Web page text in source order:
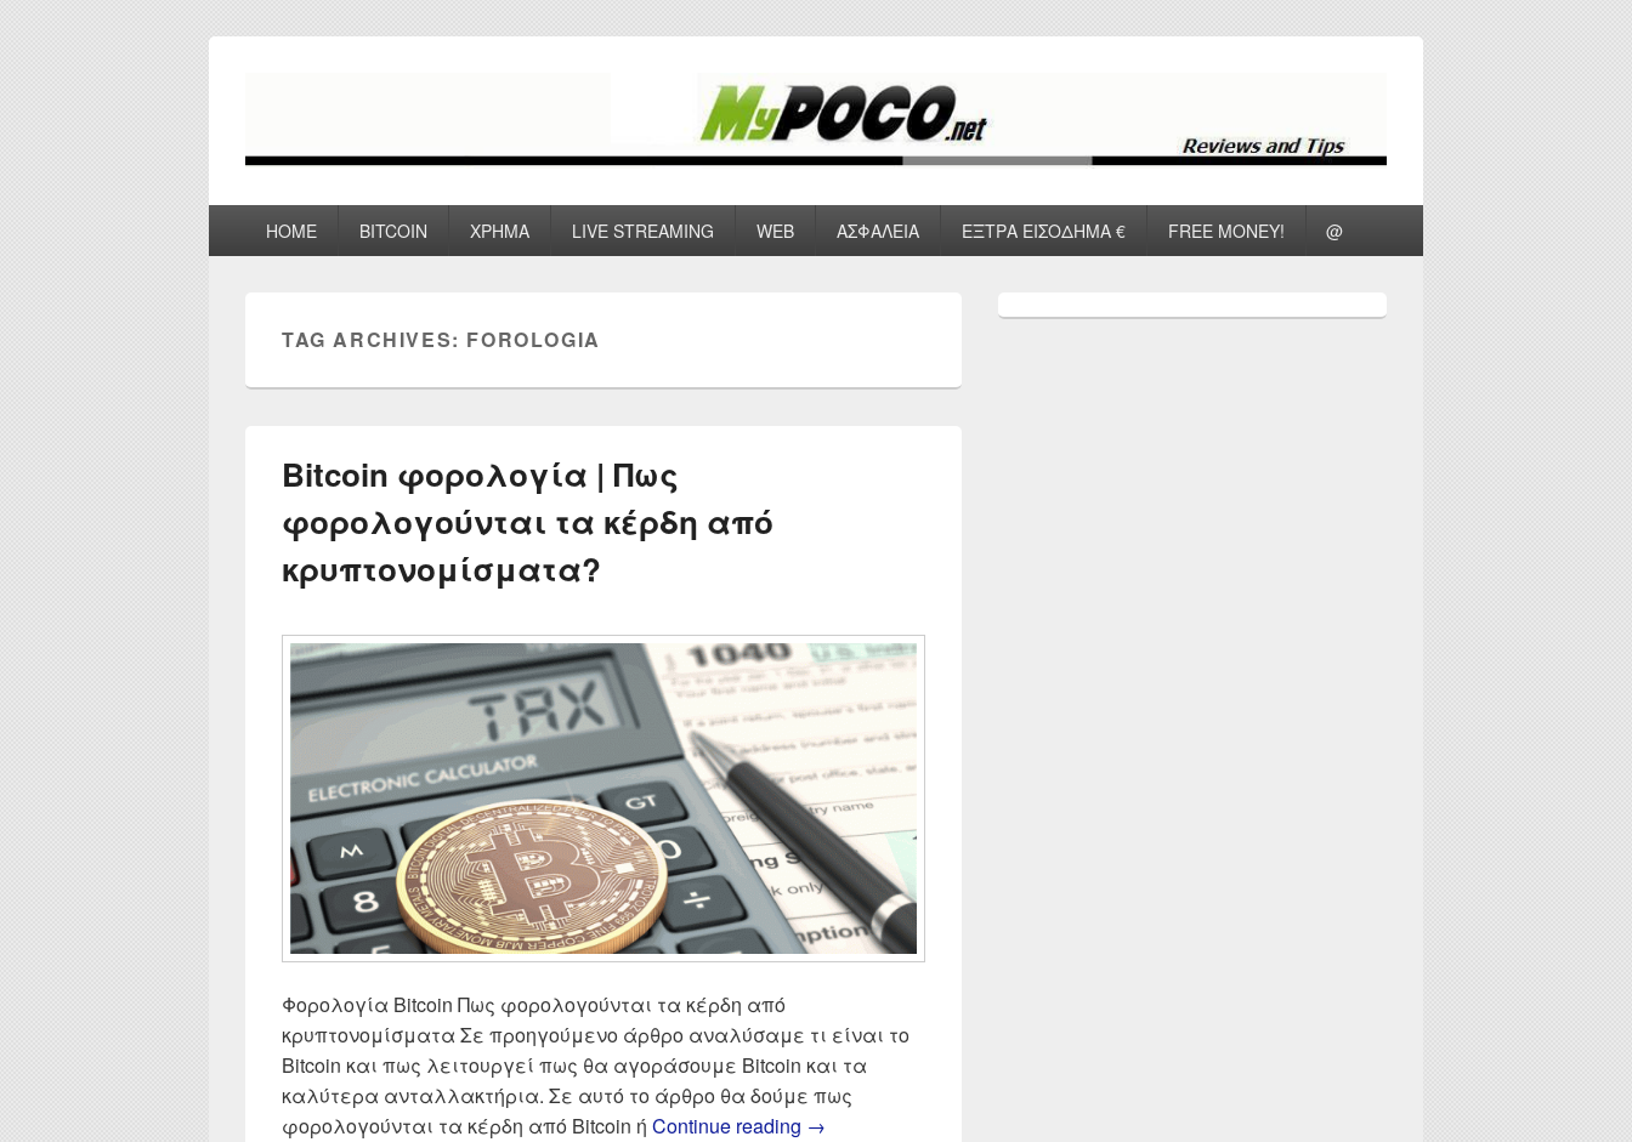
HOME BITCOIN ΧΡΗΜΑ LIVE STREAMING WEB ΑΣΦΑΛΕΙΑ ΕΞΤΡΑ ΕΙΣΟΔΗΜΑ € FREE MONEY! @
TAG ARCHIVES: FOROLOGIA
Bitcoin φορολογία | Πως
φορολογούνται τα κέρδη από
κρυπτονομίσματα?
Φορολογία Bitcoin Πως φορολογούνται τα κέρδη από
κρυπτονομίσματα Σε προηγούμενο άρθρο αναλύσαμε τι είναι το
Bitcoin και πως λειτουργεί πως θα αγοράσουμε Bitcoin και τα
καλύτερα ανταλλακτήρια. Σε αυτό το άρθρο θα δούμε πως
φορολογούνται τα κέρδη από Bitcoin ή Continue reading Bitcoin φορολογία | Πως φορολογούνται τα κέρδη από κρυπτονομίσματα?
→
Sidebar